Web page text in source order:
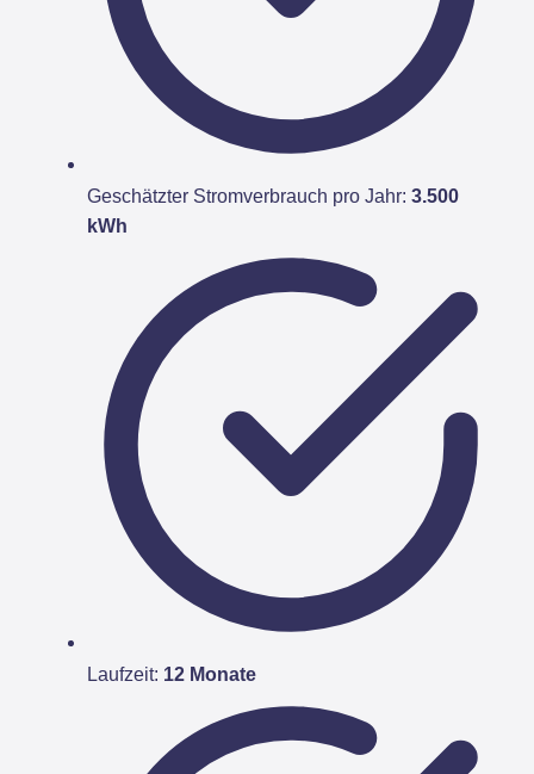
Geschätzter Stromverbrauch pro Jahr: 3.500
kWh
Laufzeit: 12 Monate